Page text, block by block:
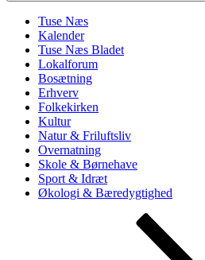
Tuse Næs
Kalender
Tuse Næs Bladet
Lokalforum
Bosætning
Erhverv
Folkekirken
Kultur
Natur & Friluftsliv
Overnatning
Skole & Børnehave
Sport & Idræt
Økologi & Bæredygtighed